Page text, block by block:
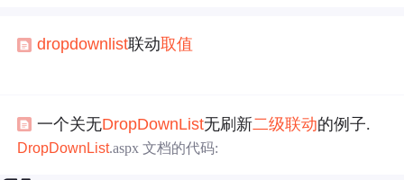
dropdown list联动取值
一个关无DropDownList无刷新二级联动的例子.
DropDown List.aspx 文档的代码: